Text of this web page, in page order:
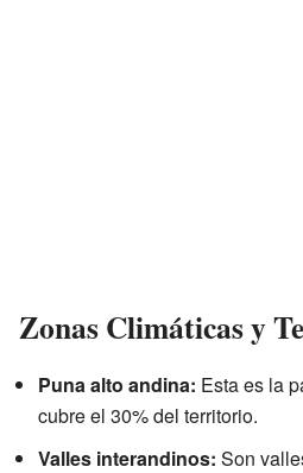
Zonas Climáticas y
Puna alto andina: Esta es la
cubre el 30% del territorio.
Valles interandinos: Son